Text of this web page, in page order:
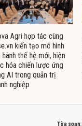
Agri hợp tác cùng
kiến tạo mô hình
hành thế hệ mới, hiện
hóa chiến lược ứng
AI trong quản trị
nghiệp
Tòa soạn: